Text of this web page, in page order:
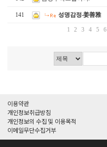
141 성명감정-姜善雅
1 2 3 4 5 6
이용약관
개인정보취급방침
개인정보의 수집 및 이용목적
이메일무단수집거부